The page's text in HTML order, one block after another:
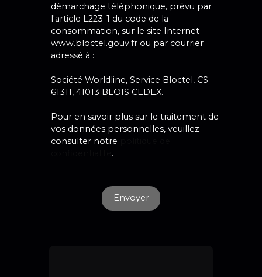
démarchage téléphonique, prévu par
l'article L223-1 du code de la
consommation, sur le site Internet
www.bloctel.gouv.fr ou par courrier
adressé à :
Société Worldline, Service Bloctel, CS
61311, 41013 BLOIS CEDEX.
Pour en savoir plus sur le traitement de
vos données personnelles, veuillez
consulter notre
.
Envoyer